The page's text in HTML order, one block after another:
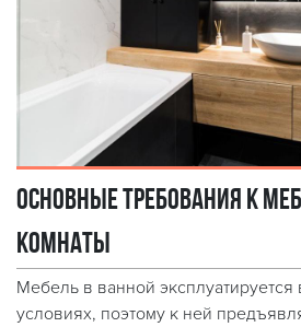
Основные требования к
комнаты
Мебель в ванной эксплуатируется
условиях, поэтому к ней